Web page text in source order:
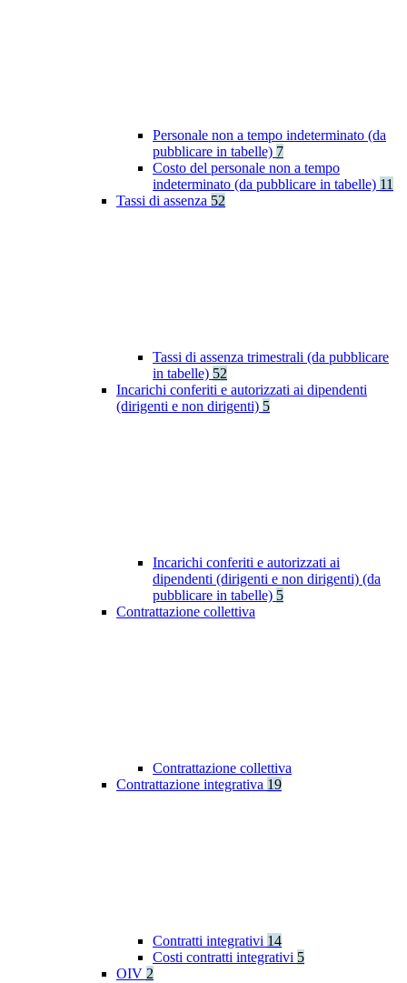
Personale non a tempo indeterminato (da
pubblicare in tabelle) 7
Costo del personale non a tempo
indeterminato (da pubblicare in tabelle) 11
Tassi di assenza 52
Tassi di assenza trimestrali (da pubblicare
in tabelle) 52
Incarichi conferiti e autorizzati ai dipendenti
(dirigenti e non dirigenti) 5
Incarichi conferiti e autorizzati ai
dipendenti (dirigenti e non dirigenti) (da
pubblicare in tabelle) 5
Contrattazione collettiva
Contrattazione collettiva
Contrattazione integrativa 19
Contratti integrativi 14
Costi contratti integrativi 5
OIV 2